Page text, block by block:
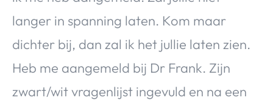
langer in spanning laten. Kom maar
dichter bij, dan zal ik het jullie laten zien.
Heb me aangemeld bij Dr Frank. Zijn
zwart/wit vragenlijst ingevuld en na een